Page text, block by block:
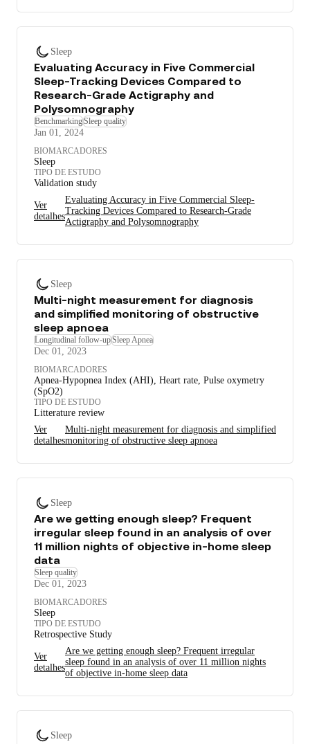
Sleep
Evaluating Accuracy in Five Commercial
Sleep-Tracking Devices Compared to
Research-Grade Actigraphy and
Polysomnography
BenchmarkingSleep quality
Jan 01, 2024
BIOMARCADORES
Sleep
TIPO DE ESTUDO
Validation study
Ver
detalhes
Evaluating Accuracy in Five Commercial Sleep-
Tracking Devices Compared to Research-Grade
Actigraphy and Polysomnography
Sleep
Multi-night measurement for diagnosis
and simplified monitoring of obstructive
sleep apnoea
Longitudinal follow-upSleep Apnea
Dec 01, 2023
BIOMARCADORES
Apnea-Hypopnea Index (AHI), Heart rate, Pulse oxymetry
(SpO2)
TIPO DE ESTUDO
Litterature review
Ver
detalhes
Multi-night measurement for diagnosis and simplified
monitoring of obstructive sleep apnoea
Sleep
Are we getting enough sleep? Frequent
irregular sleep found in an analysis of over
11 million nights of objective in-home sleep
data
Sleep quality
Dec 01, 2023
BIOMARCADORES
Sleep
TIPO DE ESTUDO
Retrospective Study
Ver
detalhes
Are we getting enough sleep? Frequent irregular
sleep found in an analysis of over 11 million nights
of objective in-home sleep data
Sleep